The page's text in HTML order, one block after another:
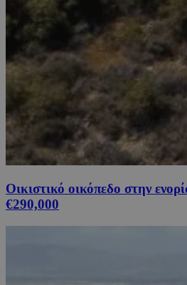
Οικιστικό οικόπεδο στην
€290,000